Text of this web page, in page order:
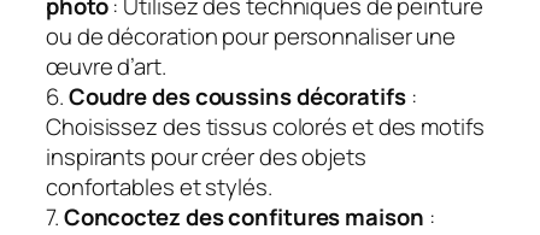
ou de décoration pour personnaliser une
œuvre d’art.
6.Coudre des coussins décoratifs:
Choisissez des tissus colorés et des motifs
inspirants pour créer des objets
confortables et stylés.
7.Concoctez des confitures maison :